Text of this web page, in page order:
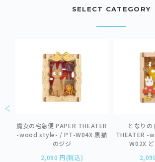
SELECT CATEGORY
魔女の宅急便 PAPER THEATER
-wood style- / PT-W04X 黒猫
のジジ
2,090 円(税込)
となりの
THEATER
W02X